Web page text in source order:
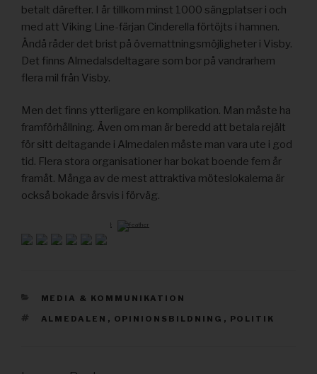
betalt därefter. I år tillkom minst 1000 sängplatser i och
med att Viking Line-färjan Cinderella förtöjts i hamnen.
Ändå råder det brist på övernattningsmöjligheter i Visby.
Det finns Almedalsdeltagare som bor på vandrarhem
flera mil från Visby.
Men det finns ytterligare en komplikation. Man måste ha
framförhållning. Även om man är beredd att betala rejält
för sitt deltagande i Almedalen måste man vara ute i god
tid. Flera stora organisationer har bokat boende fem år
framåt. Många av de mest attraktiva möteslokalerna är
också bokade årsvis i förväg.
by
CATEGORIES
MEDIA & KOMMUNIKATION
TAGS
ALMEDALEN , OPINIONSBILDNING , POLITIK